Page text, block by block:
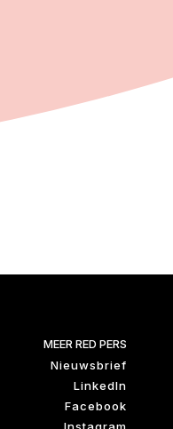
MEER RED PERS
Nieuwsbrief
LinkedIn
Facebook